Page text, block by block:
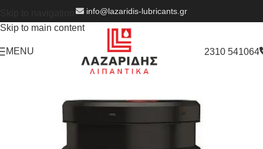
Skip to main content
info@lazaridis-lubricants.gr
MENU 2310 541064